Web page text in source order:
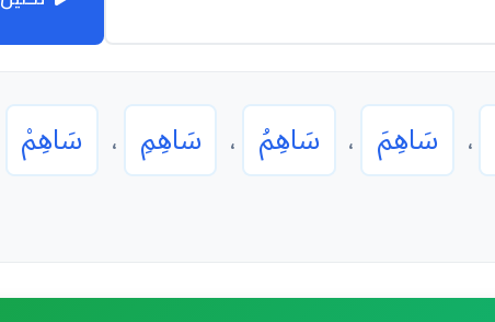
، سَاهِمَ ، سَاهِمُ ، سَاهِمِ ، سَاهِمْ